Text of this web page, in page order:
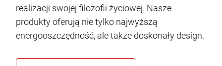
realizacji swojej filozofii życiowej. Nasze
produkty oferują nie tylko najwyższą
energooszczędność, ale także doskonały design.